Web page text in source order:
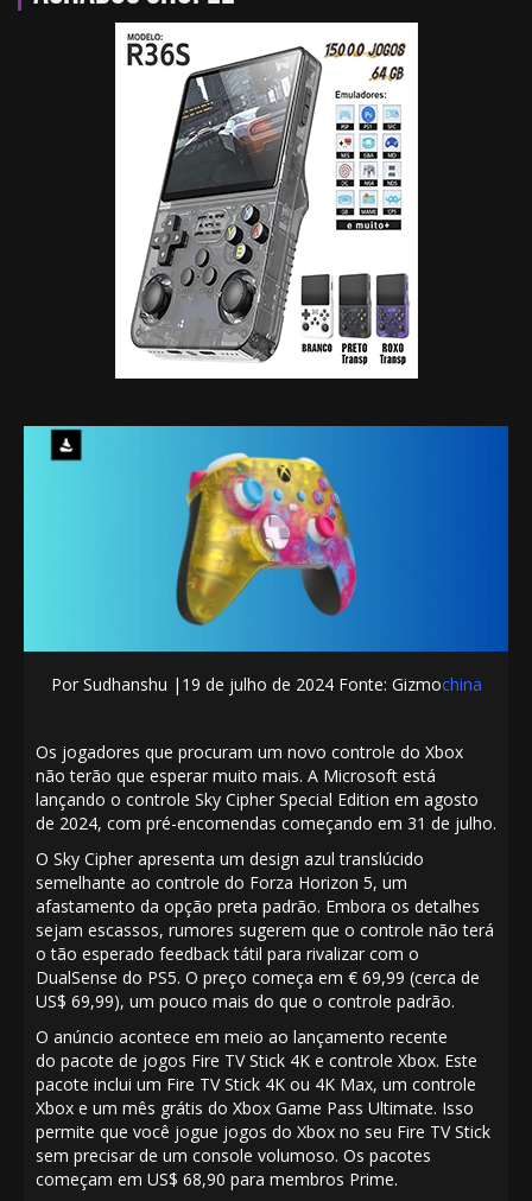
Por Sudhanshu |19 de julho de 2024 Fonte: Gizmochina
Os jogadores que procuram um novo controle do Xbox
não terão que esperar muito mais. A Microsoft está
lançando o controle Sky Cipher Special Edition em agosto
de 2024, com pré-encomendas começando em 31 de julho.
O Sky Cipher apresenta um design azul translúcido
semelhante ao controle do Forza Horizon 5, um
afastamento da opção preta padrão. Embora os detalhes
sejam escassos, rumores sugerem que o controle não terá
o tão esperado feedback tátil para rivalizar com o
DualSense do PS5. O preço começa em € 69,99 (cerca de
US$ 69,99), um pouco mais do que o controle padrão.
O anúncio acontece em meio ao lançamento recente
do pacote de jogos Fire TV Stick 4K e controle Xbox. Este
pacote inclui um Fire TV Stick 4K ou 4K Max, um controle
Xbox e um mês grátis do Xbox Game Pass Ultimate. Isso
permite que você jogue jogos do Xbox no seu Fire TV Stick
sem precisar de um console volumoso. Os pacotes
começam em US$ 68,90 para membros Prime.